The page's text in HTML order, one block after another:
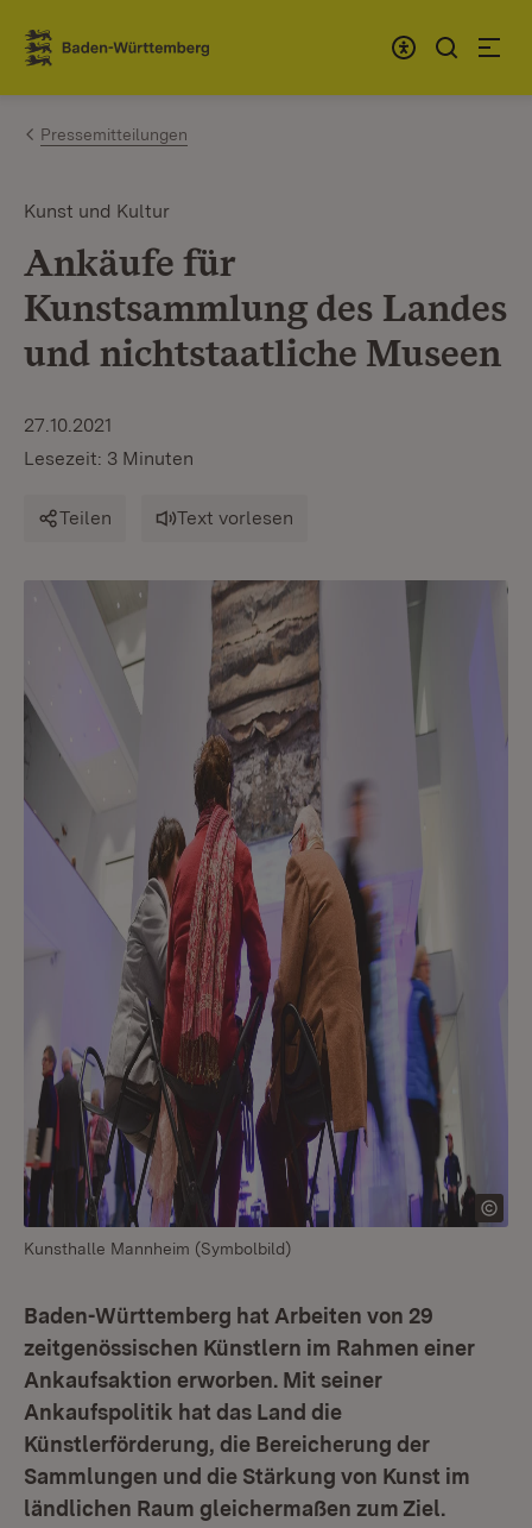
Zum Inhalt springen
Link zur Startseite
Pressemitteilungen
Kunst und Kultur
Ankäufe für
Kunstsammlung des Landes
und nichtstaatliche Museen
27.10.2021
Lesezeit: 3 Minuten
Teilen Text vorlesen
Kunsthalle Mannheim (Symbolbild)
Baden-Württemberg hat Arbeiten von 29
zeitgenössischen Künstlern im Rahmen einer
Ankaufsaktion erworben. Mit seiner
Ankaufspolitik hat das Land die
Künstlerförderung, die Bereicherung der
Sammlungen und die Stärkung von Kunst im
ländlichen Raum gleichermaßen zum Ziel.